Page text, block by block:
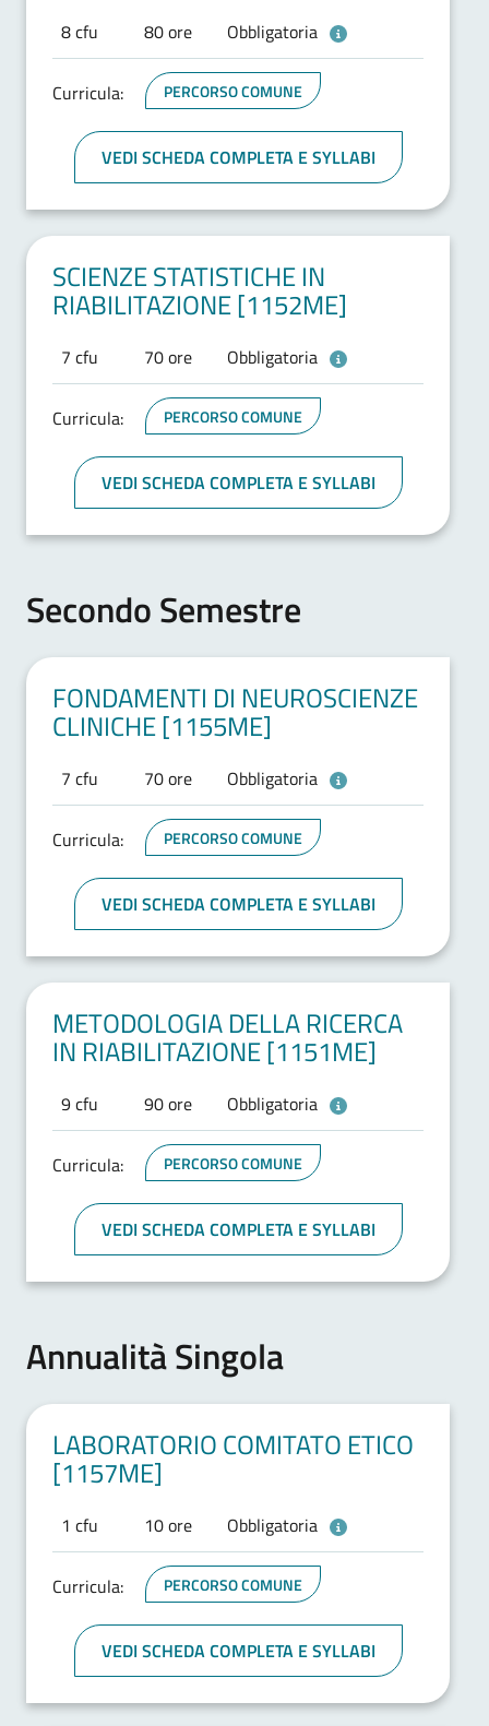
8 cfu 80 ore Obbligatoria
Curricula: PERCORSO COMUNE
VEDI SCHEDA COMPLETA E SYLLABI
SCIENZE STATISTICHE IN
RIABILITAZIONE [1152ME]
7 cfu 70 ore Obbligatoria
Curricula: PERCORSO COMUNE
VEDI SCHEDA COMPLETA E SYLLABI
Secondo Semestre
FONDAMENTI DI NEUROSCIENZE
CLINICHE [1155ME]
7 cfu 70 ore Obbligatoria
Curricula: PERCORSO COMUNE
VEDI SCHEDA COMPLETA E SYLLABI
METODOLOGIA DELLA RICERCA
IN RIABILITAZIONE [1151ME]
9 cfu 90 ore Obbligatoria
Curricula: PERCORSO COMUNE
VEDI SCHEDA COMPLETA E SYLLABI
Annualità Singola
LABORATORIO COMITATO ETICO
[1157ME]
1 cfu 10 ore Obbligatoria
Curricula: PERCORSO COMUNE
VEDI SCHEDA COMPLETA E SYLLABI